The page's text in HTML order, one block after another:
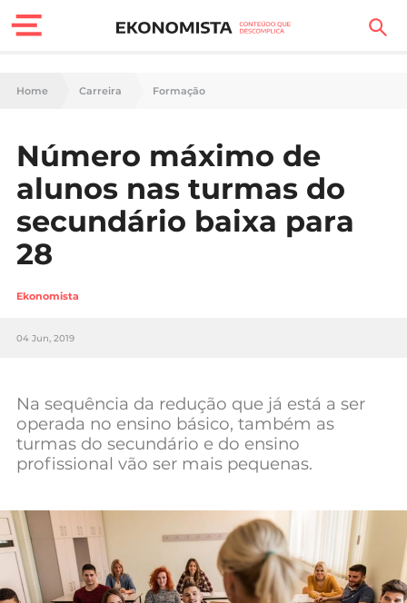
Finanças Pessoais
Carreira
Casa
Lifestyle
Sociedade
Tecnologia
Negócios
Mundial 2026
Home Carreira Formação
Número máximo de
alunos nas turmas do
secundário baixa para
28
Ekonomista
04 Jun, 2019
Na sequência da redução que já está a ser
operada no ensino básico, também as
turmas do secundário e do ensino
profissional vão ser mais pequenas.